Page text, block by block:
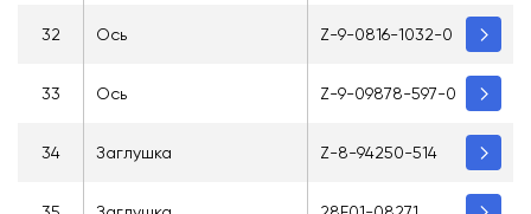
32 Ось Z-9-0816-1032-0
33 Ось Z-9-09878-597-0
34 Заглушка Z-8-94250-514